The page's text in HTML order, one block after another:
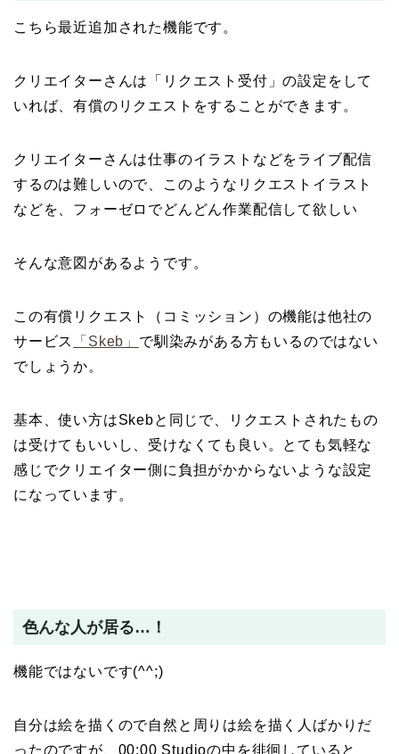
こちら最近追加された機能です。
クリエイターさんは「リクエスト受付」の設定をして
いれば、有償のリクエストをすることができます。
クリエイターさんは仕事のイラストなどをライブ配信
するのは難しいので、このようなリクエストイラスト
などを、フォーゼロでどんどん作業配信して欲しい
そんな意図があるようです。
この有償リクエスト（コミッション）の機能は他社の
サービス
「Skeb」 で馴染みがある方もいるのではない
でしょうか。
基本、使い方はSkebと同じで、リクエストされたもの
は受けてもいいし、受けなくても良い。とても気軽な
感じでクリエイター側に負担がかからないような設定
になっています。
色んな人が居る…！
機能ではないです(^^;)
自分は絵を描くので自然と周りは絵を描く人ばかりだ
ったのですが、00:00 Studioの中を徘徊していると